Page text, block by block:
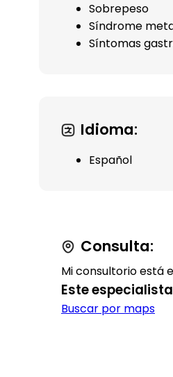
Sobrepeso
Síndrome
Síntomas
Idioma:
Español
Consulta:
Mi consultorio está
Este
Buscar por maps